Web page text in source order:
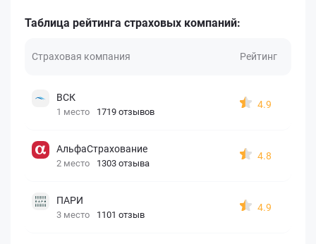
Таблица рейтинга страховых компаний:
Страховая компания Рейтинг
ВСК
1 место 1719 отзывов
4.9
АльфаСтрахование
2 место 1303 отзыва
4.8
ПАРИ
3 место 1101 отзыв
4.9